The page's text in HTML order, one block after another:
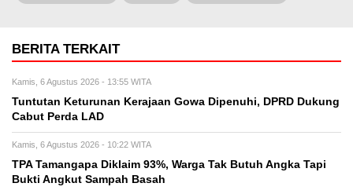
BERITA TERKAIT
Kamis, 6 Agustus 2026 - 13:55 WITA
Tuntutan Keturunan Kerajaan Gowa Dipenuhi, DPRD Dukung
Cabut Perda LAD
Kamis, 6 Agustus 2026 - 10:22 WITA
TPA Tamangapa Diklaim 93%, Warga Tak Butuh Angka Tapi
Bukti Angkut Sampah Basah